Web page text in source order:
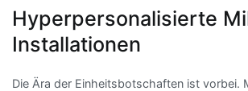
Hyperpersonalisierte
Installationen
Die Ära der Einheitsbotschaften ist vorbei.